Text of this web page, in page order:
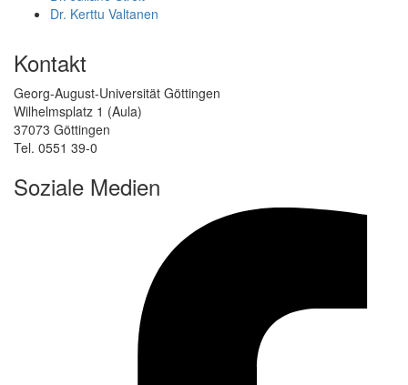
Dr. Kerttu Valtanen
Kontakt
Georg-August-Universität Göttingen
Wilhelmsplatz 1 (Aula)
37073 Göttingen
Tel. 0551 39-0
Soziale Medien